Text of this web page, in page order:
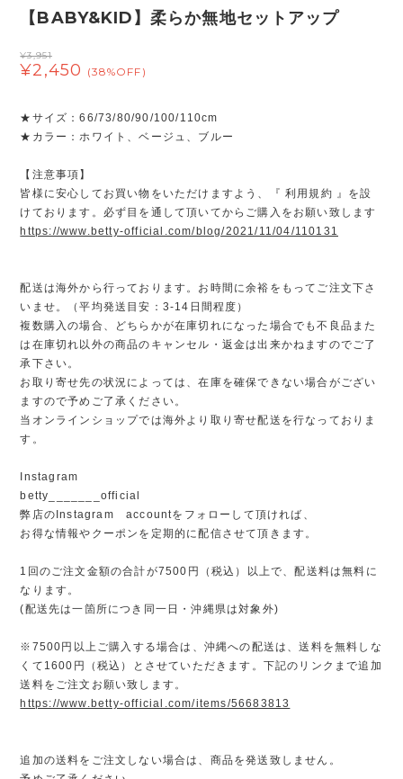
【BABY&KID】柔らか無地セットアップ
¥3,951
¥2,450 (38%OFF)
★サイズ：66/73/80/90/100/110cm
★カラー：ホワイト、ベージュ、ブルー
【注意事項】
皆様に安心してお買い物をいただけますよう、『 利用規約 』を設
けております。必ず目を通して頂いてからご購入をお願い致します
https://www.betty-official.com/blog/2021/11/04/110131
配送は海外から行っております。お時間に余裕をもってご注文下さ
いませ。（平均発送目安：3-14日間程度）
複数購入の場合、どちらかが在庫切れになった場合でも不良品また
は在庫切れ以外の商品のキャンセル・返金は出来かねますのでご了
承下さい。
お取り寄せ先の状況によっては、在庫を確保できない場合がござい
ますので予めご了承ください。
当オンラインショップでは海外より取り寄せ配送を行なっておりま
す。
Instagram
betty_______official
弊店のInstagram accountをフォローして頂ければ、
お得な情報やクーポンを定期的に配信させて頂きます。
1回のご注文金額の合計が7500円（税込）以上で、配送料は無料に
なります。
(配送先は一箇所につき同一日・沖縄県は対象外)
※7500円以上ご購入する場合は、沖縄への配送は、送料を無料しな
くて1600円（税込）とさせていただきます。下記のリンクまで追加
送料をご注文お願い致します。
https://www.betty-official.com/items/56683813
追加の送料をご注文しない場合は、商品を発送致しません。